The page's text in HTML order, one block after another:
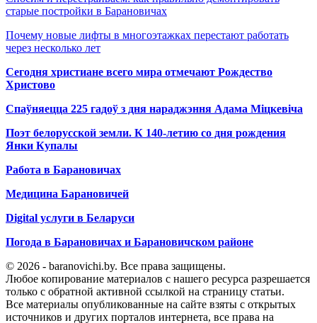
старые постройки в Барановичах
Почему новые лифты в многоэтажках перестают работать
через несколько лет
Сегодня христиане всего мира отмечают Рождество
Христово
Спаўняецца 225 гадоў з дня нараджэння Адама Міцкевіча
Поэт белорусской земли. К 140-летию со дня рождения
Янки Купалы
Работа в Барановичах
Медицина Барановичей
Digital услуги в Беларуси
Погода в Барановичах и Барановичском районе
© 2026 - baranovichi.by. Все права защищены.
Любое копирование материалов с нашего ресурса разрешается
только с обратной активной ссылкой на страницу статьи.
Все материалы опубликованные на сайте взяты с открытых
источников и других порталов интернета, все права на